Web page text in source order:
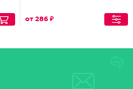
от 286 ₽